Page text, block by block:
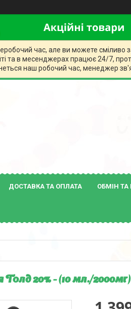
час, але ви можете
та в месенджерах працює 24/7,
наш робочий час, менеджер
ДОСТАВКА ТА ОПЛАТА ОБМІН
20% - (10 мл./